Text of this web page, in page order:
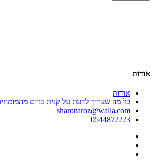
אודות
אודות
כל מה שצריך לדעת על קנית בדים
sharonaroz@walla.com
0544872223